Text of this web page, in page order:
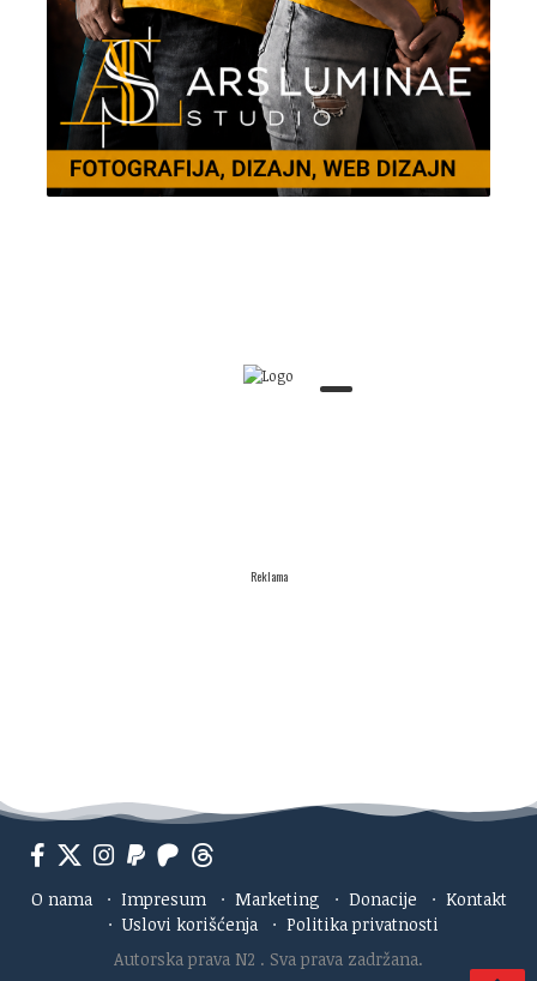
Reklama
O nama · Impresum · Marketing · Donacije · Kontakt
· Uslovi korišćenja · Politika privatnosti
Autorska prava N2 . Sva prava zadržana.